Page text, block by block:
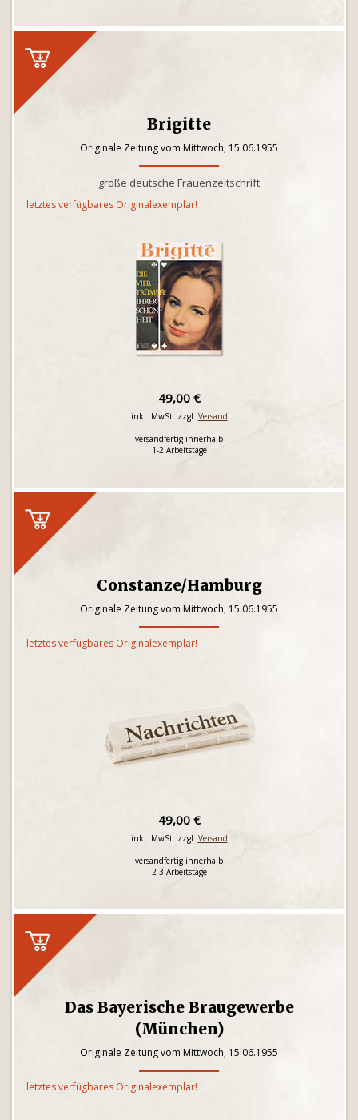
Brigitte
Originale Zeitung vom Mittwoch, 15.06.1955
große deutsche Frauenzeitschrift
letztes verfügbares Originalexemplar!
49,00 €
inkl. MwSt. zzgl. Versand
versandfertig innerhalb
1-2 Arbeitstage
Constanze/Hamburg
Originale Zeitung vom Mittwoch, 15.06.1955
letztes verfügbares Originalexemplar!
49,00 €
inkl. MwSt. zzgl. Versand
versandfertig innerhalb
2-3 Arbeitstage
Das Bayerische Braugewerbe
(München)
Originale Zeitung vom Mittwoch, 15.06.1955
letztes verfügbares Originalexemplar!